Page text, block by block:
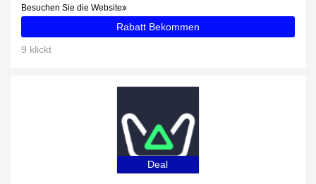
Besuchen Sie die Website
Rabatt Bekommen
9 klickt
Deal